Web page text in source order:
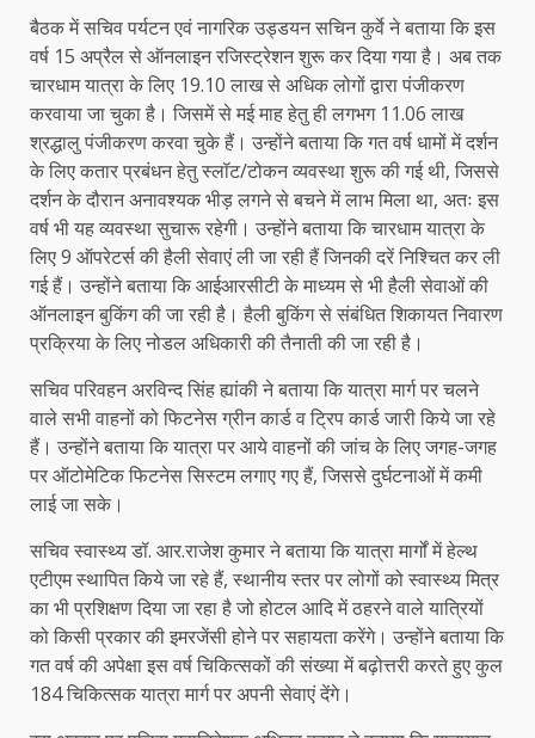
बैठक में सचिव पर्यटन एवं नागरिक उड्डयन सचिन कुर्वे ने बताया कि इस
वर्ष 15 अप्रैल से ऑनलाइन रजिस्ट्रेशन शुरू कर दिया गया है। अब तक
चारधाम यात्रा के लिए 19.10 लाख से अधिक लोगों द्वारा पंजीकरण
करवाया जा चुका है। जिसमें से मई माह हेतु ही लगभग 11.06 लाख
श्रद्धालु पंजीकरण करवा चुके हैं। उन्होंने बताया कि गत वर्ष धामों में दर्शन
के लिए कतार प्रबंधन हेतु स्लॉट/टोकन व्यवस्था शुरू की गई थी, जिससे
दर्शन के दौरान अनावश्यक भीड़ लगने से बचने में लाभ मिला था, अतः इस
वर्ष भी यह व्यवस्था सुचारू रहेगी। उन्होंने बताया कि चारधाम यात्रा के
लिए 9 ऑपरेटर्स की हैली सेवाएं ली जा रही हैं जिनकी दरें निश्चित कर ली
गई हैं। उन्होंने बताया कि आईआरसीटी के माध्यम से भी हैली सेवाओं की
ऑनलाइन बुकिंग की जा रही है। हैली बुकिंग से संबंधित शिकायत निवारण
प्रक्रिया के लिए नोडल अधिकारी की तैनाती की जा रही है।
सचिव परिवहन अरविन्द सिंह ह्यांकी ने बताया कि यात्रा मार्ग पर चलने
वाले सभी वाहनों को फिटनेस ग्रीन कार्ड व ट्रिप कार्ड जारी किये जा रहे
हैं। उन्होंने बताया कि यात्रा पर आये वाहनों की जांच के लिए जगह-जगह
पर ऑटोमेटिक फिटनेस सिस्टम लगाए गए हैं, जिससे दुर्घटनाओं में कमी
लाई जा सके।
सचिव स्वास्थ्य डॉ. आर.राजेश कुमार ने बताया कि यात्रा मार्गों में हेल्थ
एटीएम स्थापित किये जा रहे हैं, स्थानीय स्तर पर लोगों को स्वास्थ्य मित्र
का भी प्रशिक्षण दिया जा रहा है जो होटल आदि में ठहरने वाले यात्रियों
को किसी प्रकार की इमरजेंसी होने पर सहायता करेंगे। उन्होंने बताया कि
गत वर्ष की अपेक्षा इस वर्ष चिकित्सकों की संख्या में बढ़ोत्तरी करते हुए कुल
184 चिकित्सक यात्रा मार्ग पर अपनी सेवाएं देंगे।